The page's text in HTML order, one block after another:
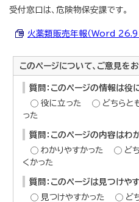
受付窓口は、危険物保安課です。
火薬類販売年報（Word 26.9
このページについて、ご意見を
質問：このページの情報は役
役に立った
どちらと
った
質問：このページの内容はわ
わかりやすかった
ど
くかった
質問：このページは見つけや
見つけやすかった
ど